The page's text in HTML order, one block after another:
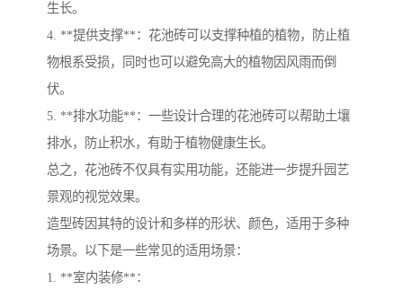
生长。
4. **提供支撑**：花池砖可以支撑种植的植物，防止植
物根系受损，同时也可以避免高大的植物因风雨而倒
伏。
5. **排水功能**：一些设计合理的花池砖可以帮助土壤
排水，防止积水，有助于植物健康生长。
总之，花池砖不仅具有实用功能，还能进一步提升园艺
景观的视觉效果。
造型砖因其特的设计和多样的形状、颜色，适用于多种
场景。以下是一些常见的适用场景：
1. **室内装修**：